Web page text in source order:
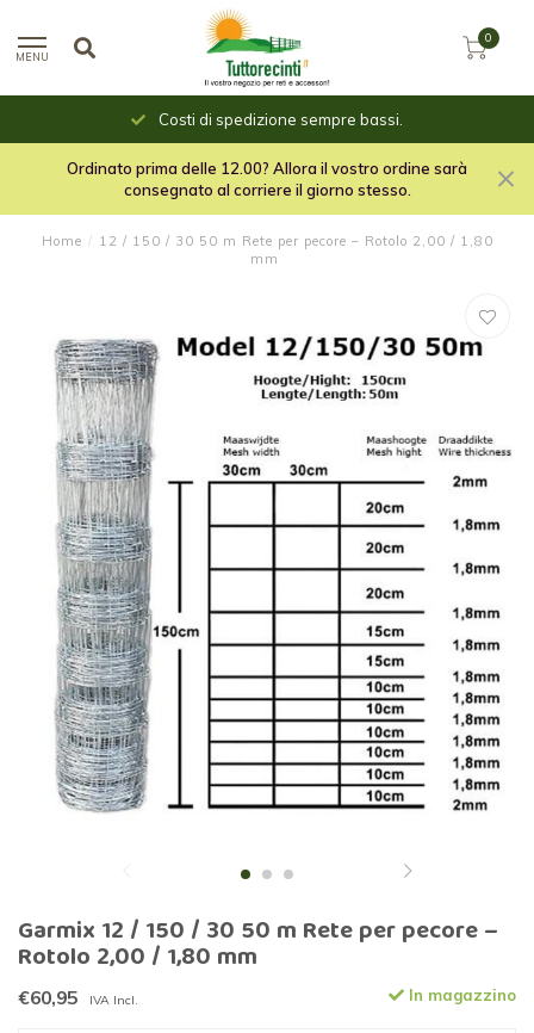
MENU
0
Costi di spedizione sempre bassi.
Ordinato prima delle 12.00? Allora il vostro ordine sarà
consegnato al corriere il giorno stesso.
Home / 12 / 150 / 30 50 m Rete per pecore – Rotolo 2,00 / 1,80
mm
Garmix 12 / 150 / 30 50 m Rete per pecore –
Rotolo 2,00 / 1,80 mm
€60,95 IVA Incl. In magazzino